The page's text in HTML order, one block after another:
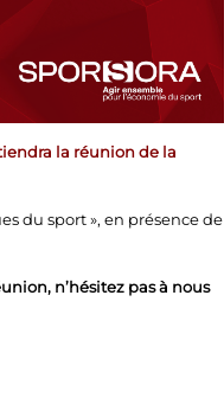
la réunion de la
du sport », en présence de
n’hésitez pas à nous